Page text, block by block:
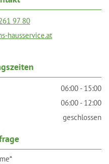
97 80
hausservice.at
06:00 - 15:00
06:00 - 12:00
geschlossen